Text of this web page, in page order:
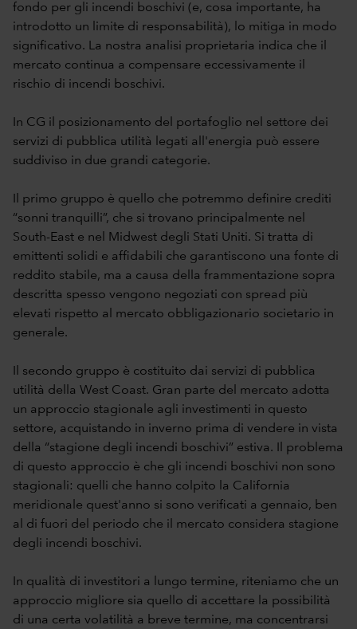
fondo per gli incendi boschivi (e, cosa importante, ha
introdotto un limite di responsabilità), lo mitiga in modo
significativo. La nostra analisi proprietaria indica che il
mercato continua a compensare eccessivamente il
rischio di incendi boschivi.
In CG il posizionamento del portafoglio nel settore dei
servizi di pubblica utilità legati all'energia può essere
suddiviso in due grandi categorie.
Il primo gruppo è quello che potremmo definire crediti
“sonni tranquilli”, che si trovano principalmente nel
South-East e nel Midwest degli Stati Uniti. Si tratta di
emittenti solidi e affidabili che garantiscono una fonte di
reddito stabile, ma a causa della frammentazione sopra
descritta spesso vengono negoziati con spread più
elevati rispetto al mercato obbligazionario societario in
generale.
Il secondo gruppo è costituito dai servizi di pubblica
utilità della West Coast. Gran parte del mercato adotta
un approccio stagionale agli investimenti in questo
settore, acquistando in inverno prima di vendere in vista
della “stagione degli incendi boschivi” estiva. Il problema
di questo approccio è che gli incendi boschivi non sono
stagionali: quelli che hanno colpito la California
meridionale quest'anno si sono verificati a gennaio, ben
al di fuori del periodo che il mercato considera stagione
degli incendi boschivi.
In qualità di investitori a lungo termine, riteniamo che un
approccio migliore sia quello di accettare la possibilità
di una certa volatilità a breve termine, ma concentrarsi